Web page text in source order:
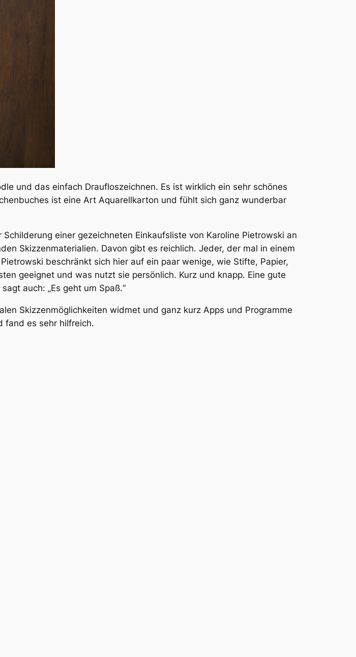
und das einfach Draufloszeichnen. Es ist wirklich ein sehr schönes
ist eine Art Aquarellkarton und fühlt sich ganz wunderbar
einer gezeichneten Einkaufsliste von Karoline Pietrowski an
Skizzenmaterialien. Davon gibt es reichlich. Jeder, der mal in einem
beschränkt sich hier auf ein paar wenige, wie Stifte, Papier,
geeignet und was nutzt sie persönlich. Kurz und knapp. Eine gute
auch: „Es geht um Spaß.“
Skizzenmöglichkeiten widmet und ganz kurz Apps und Programme
fand es sehr hilfreich.